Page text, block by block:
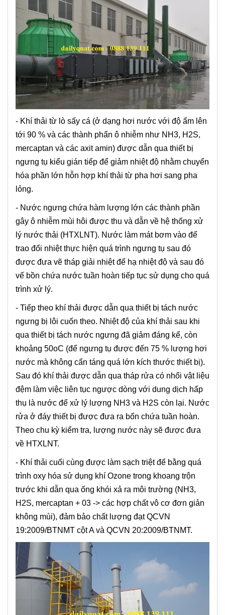
- Khí thải từ lò sấy cá (ở dạng hơi nước với độ ẩm lên
tới 90 % và các thành phẩn ô nhiễm như NH3, H2S,
mercaptan và các axit amin) được dẫn qua thiết bị
ngưng tụ kiểu gián tiếp để giảm nhiệt độ nhằm chuyển
hóa phần lớn hỗn hợp khí thải từ pha hơi sang pha
lỏng.
- Nước ngưng chứa hàm lượng lớn các thành phần
gây ô nhiễm mùi hôi được thu và dẫn về hệ thống xử
lý nước thải (HTXLNT). Nước làm mát bơm vào để
trao đổi nhiệt thực hiện quá trình ngưng tụ sau đó
được đưa vẽ tháp giải nhiệt để hạ nhiệt độ và sau đó
vế bồn chứa nước tuần hoàn tiếp tục sử dụng cho quá
trình xử lý.
- Tiếp theo khí thải được dẫn qua thiết bị tách nước
ngưng bị lôi cuốn theo. Nhiệt độ của khí thải sau khi
qua thiết bị tách nước ngưng đã giảm đáng kể, còn
khoảng 50oC (để ngưng tụ được đến 75 % lượng hơi
nước mà không cẩn táng quá lớn kích thước thiết bị).
Sau đó khí thải được dẫn qua tháp rửa có nhổi vật liệu
đệm làm việc liên tục ngược dòng với dung dịch hấp
thụ là nước để xử lý lượng NH3 và H2S còn lại. Nước
rửa ở đáy thiết bị được đưa ra bổn chứa tuần hoàn.
Theo chu kỳ kiểm tra, lượng nước này sẽ được đưa
về HTXLNT.
- Khí thải cuối cùng được làm sạch triệt để bằng quá
trình oxy hóa sử dụng khí Ozone trong khoang trộn
trước khi dẫn qua ống khói xả ra môi trường (NH3,
H2S, mercaptan + 03 -> các hợp chất vô cơ đơn giản
không mùi), đảm bảo chất lượng đạt QCVN
19:2009/BTNMT cột A và QCVN 20:2009/BTNMT.